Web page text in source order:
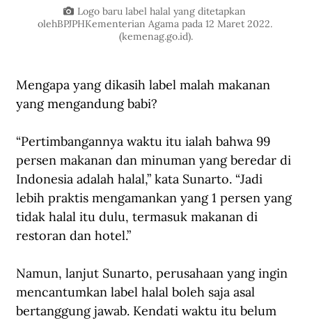
Logo baru label halal yang ditetapkan
olehBPJPHKementerian Agama pada 12 Maret 2022.
(kemenag.go.id).
Mengapa yang dikasih label malah makanan
yang mengandung babi?
“Pertimbangannya waktu itu ialah bahwa 99
persen makanan dan minuman yang beredar di
Indonesia adalah halal,” kata Sunarto. “Jadi
lebih praktis mengamankan yang 1 persen yang
tidak halal itu dulu, termasuk makanan di
restoran dan hotel.”
Namun, lanjut Sunarto, perusahaan yang ingin
mencantumkan label halal boleh saja asal
bertanggung jawab. Kendati waktu itu belum